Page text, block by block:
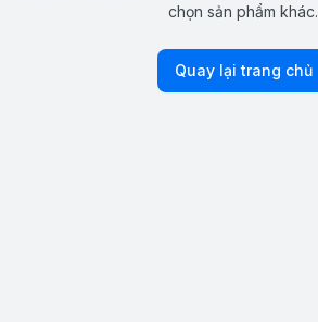
chọn sản phẩm khác.
Quay lại trang chủ